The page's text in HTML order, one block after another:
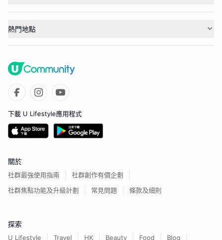
熱門地點
下載 U Lifestyle應用程式
關於
社群最強使用指南
社群創作有價企劃
社群焦點功能及升級計劃
常見問題 條款及細則
探索
U Lifestyle Travel HK Beauty Food Blog